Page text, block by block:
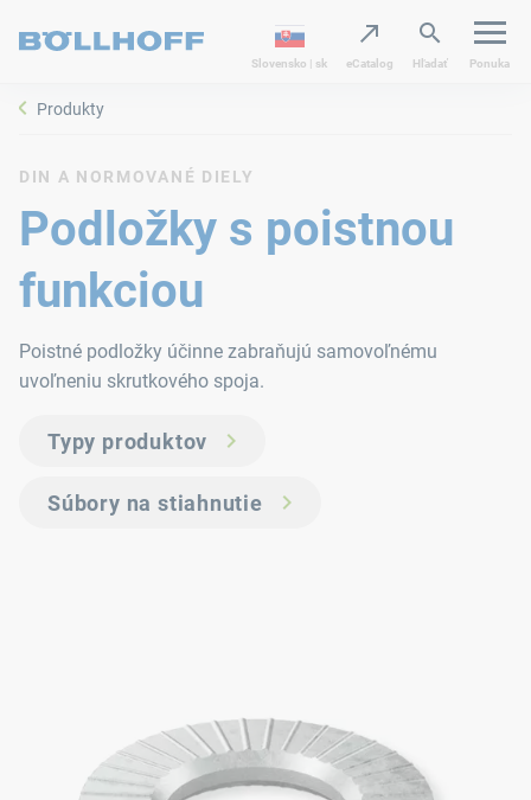
Slovensko | sk eCatalog Hľadať Ponuka
Produkty
DIN A NORMOVANÉ DIELY
Podložky s poistnou
funkciou
Poistné podložky účinne zabraňujú samovoľnému
uvoľneniu skrutkového spoja.
Typy produktov
Súbory na stiahnutie